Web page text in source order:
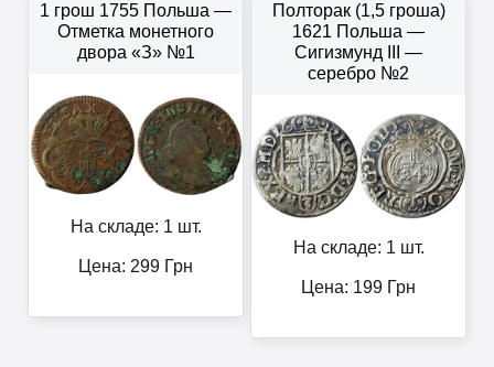
1 грош 1755 Польша —
Отметка монетного
двора «З» №1
На складе: 1 шт.
Цена: 299 Грн
Полторак (1,5 гроша)
1621 Польша —
Сигизмунд III —
серебро №2
На складе: 1 шт.
Цена: 199 Грн